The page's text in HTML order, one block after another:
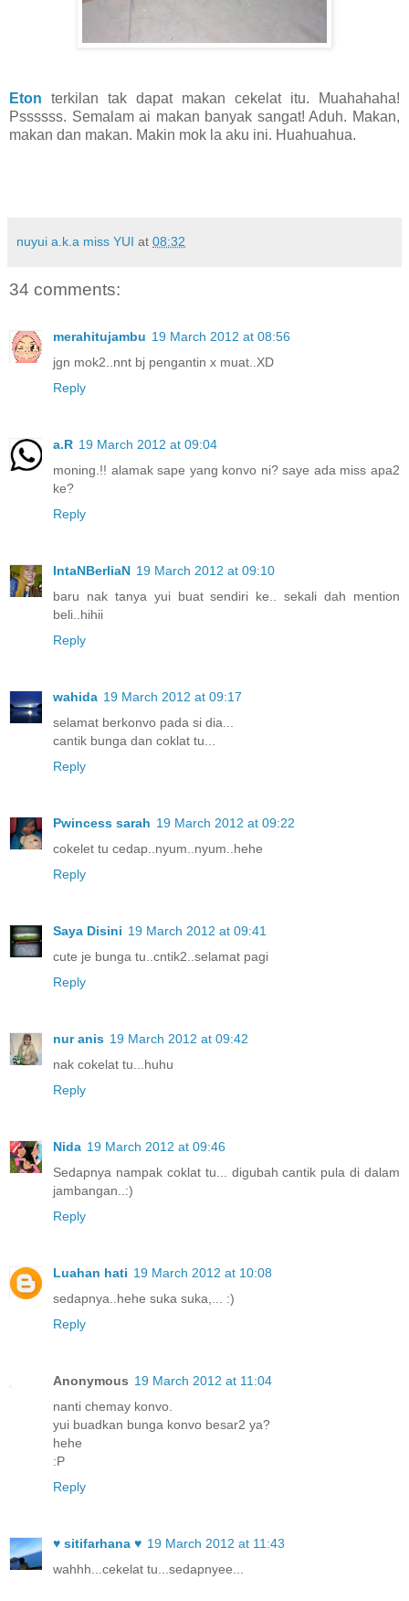
Eton terkilan tak dapat makan cekelat itu. Muahahaha!
Pssssss. Semalam ai makan banyak sangat! Aduh. Makan,
makan dan makan. Makin mok la aku ini. Huahuahua.
nuyui a.k.a miss YUI at 08:32
34 comments:
merahitujambu 19 March 2012 at 08:56
jgn mok2..nnt bj pengantin x muat..XD
Reply
a.R 19 March 2012 at 09:04
moning.!! alamak sape yang konvo ni? saye ada miss apa2
ke?
Reply
IntaNBerliaN 19 March 2012 at 09:10
baru nak tanya yui buat sendiri ke.. sekali dah mention
beli..hihii
Reply
wahida 19 March 2012 at 09:17
selamat berkonvo pada si dia...
cantik bunga dan coklat tu...
Reply
Pwincess sarah 19 March 2012 at 09:22
cokelet tu cedap..nyum..nyum..hehe
Reply
Saya Disini 19 March 2012 at 09:41
cute je bunga tu..cntik2..selamat pagi
Reply
nur anis 19 March 2012 at 09:42
nak cokelat tu...huhu
Reply
Nida 19 March 2012 at 09:46
Sedapnya nampak coklat tu... digubah cantik pula di dalam
jambangan..:)
Reply
Luahan hati 19 March 2012 at 10:08
sedapnya..hehe suka suka,... :)
Reply
Anonymous 19 March 2012 at 11:04
nanti chemay konvo.
yui buadkan bunga konvo besar2 ya?
hehe
:P
Reply
♥ sitifarhana ♥ 19 March 2012 at 11:43
wahhh...cekelat tu...sedapnyee...